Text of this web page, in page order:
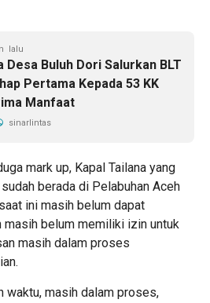
lalu
Desa Buluh Dori Salurkan BLT
Pertama Kepada 53 KK
Manfaat
sinarlintas
mark up, Kapal Tailana yang
berada di Pelabuhan Aceh
ini masih belum dapat
masih belum memiliki izin untuk
masih dalam proses
waktu, masih dalam proses,